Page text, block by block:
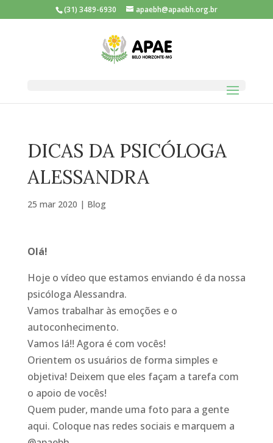
(31) 3489-6930 apaebh@apaebh.org.br
DICAS DA PSICÓLOGA
ALESSANDRA
25 mar 2020 | Blog
Olá!
Hoje o vídeo que estamos enviando é da nossa
psicóloga Alessandra.
Vamos trabalhar às emoções e o
autoconhecimento.
Vamos lá!! Agora é com vocês!
Orientem os usuários de forma simples e
objetiva! Deixem que eles façam a tarefa com
o apoio de vocês!
Quem puder, mande uma foto para a gente
aqui. Coloque nas redes sociais e marquem a